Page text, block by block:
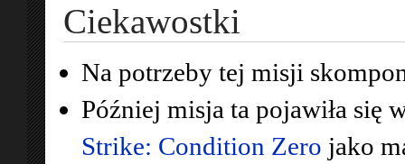
Ciekawostki
Na potrzeby tej misji
Później misja ta pojawiła się
Strike: Condition Zero jako